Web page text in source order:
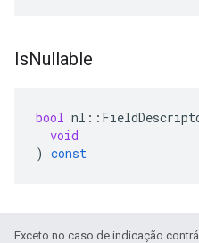
IsNullable
bool nl ::
void
) const
Exceto no caso de indicação